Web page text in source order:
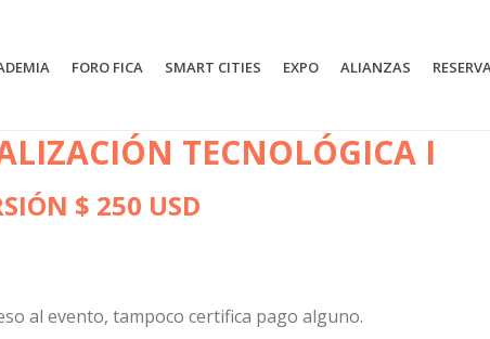
FORO FICA SMART CITIES EXPO ALIANZAS
TECNOLÓGICA I
$ 250 USD
al evento, tampoco certifica pago alguno.